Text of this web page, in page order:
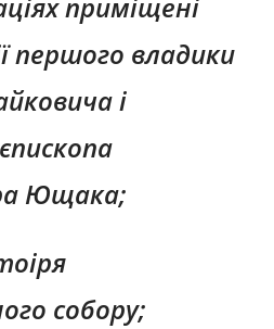
приміщені
першого владики
і
Ющака;
собору;